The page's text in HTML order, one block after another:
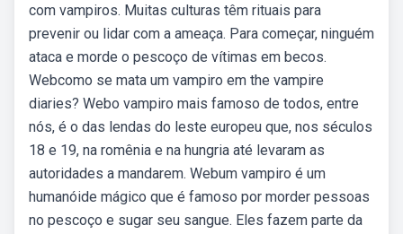
com vampiros. Muitas culturas têm rituais para
prevenir ou lidar com a ameaça. Para começar, ninguém
ataca e morde o pescoço de vítimas em becos.
Webcomo se mata um vampiro em the vampire
diaries? Webo vampiro mais famoso de todos, entre
nós, é o das lendas do leste europeu que, nos séculos
18 e 19, na romênia e na hungria até levaram as
autoridades a mandarem. Webum vampiro é um
humanóide mágico que é famoso por morder pessoas
no pescoço e sugar seu sangue. Eles fazem parte da